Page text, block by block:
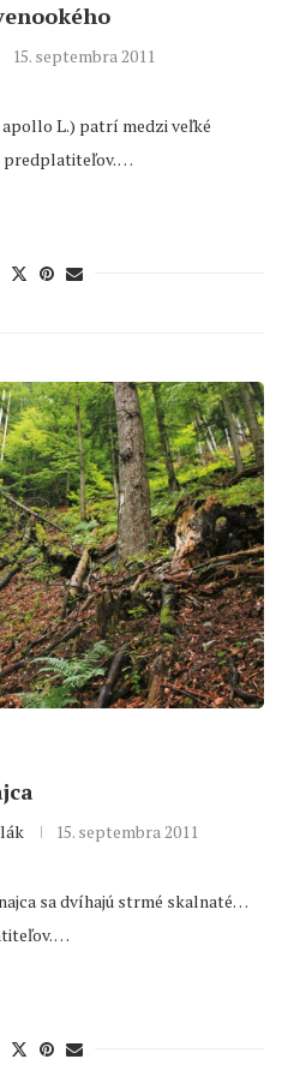
15. septembra 2011
apollo L.) patrí medzi veľké
predplatiteľov. …
15. septembra 2011
sa dvíhajú strmé skalnaté…
…